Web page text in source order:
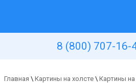
8 (800) 707-16-
Главная \ Картины на холсте \ Картины